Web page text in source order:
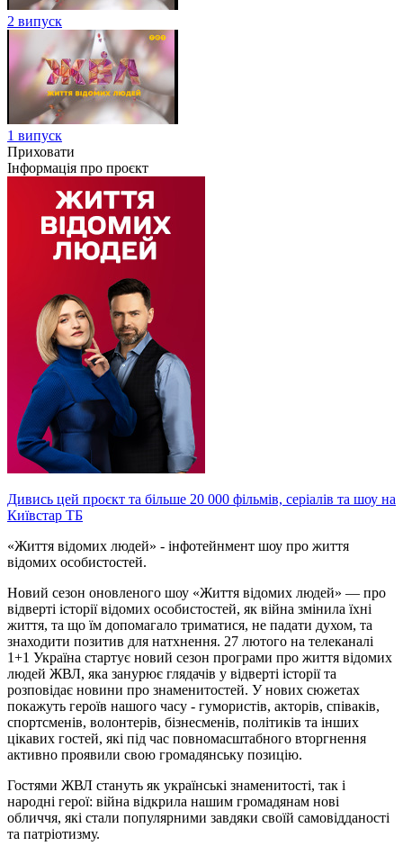
2 випуск
1 випуск
Приховати
Інформація про проєкт
Дивись цей проєкт та більше 20 000 фільмів, серіалів та шоу на
Київстар ТБ
«Життя відомих людей» - інфотейнмент шоу про життя
відомих особистостей.
Новий сезон оновленого шоу «Життя відомих людей» — про
відверті історії відомих особистостей, як війна змінила їхні
життя, та що їм допомагало триматися, не падати духом, та
знаходити позитив для натхнення. 27 лютого на телеканалі
1+1 Україна стартує новий сезон програми про життя відомих
людей ЖВЛ, яка занурює глядачів у відверті історії та
розповідає новини про знаменитостей. У нових сюжетах
покажуть героїв нашого часу - гумористів, акторів, співаків,
спортсменів, волонтерів, бізнесменів, політиків та інших
цікавих гостей, які під час повномасштабного вторгнення
активно проявили свою громадянську позицію.
Гостями ЖВЛ стануть як українські знаменитості, так і
народні герої: війна відкрила нашим громадянам нові
обличчя, які стали популярними завдяки своїй самовідданості
та патріотизму.